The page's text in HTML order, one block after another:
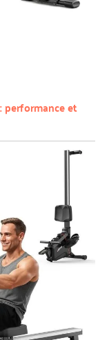
performance et